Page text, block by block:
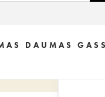
DAUMAS